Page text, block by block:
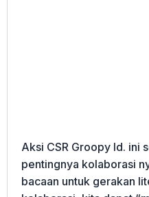
Aksi CSR Groopy Id. ini
pentingnya kolaborasi
bacaan untuk gerakan